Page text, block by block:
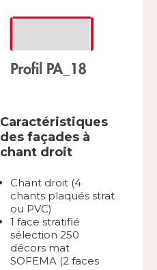
Caractéristiques
des façades à
chant droit
Chant droit (4
chants plaqués strat
ou PVC)
1 face stratifié
sélection 250
décors mat
SOFEMA (2 faces